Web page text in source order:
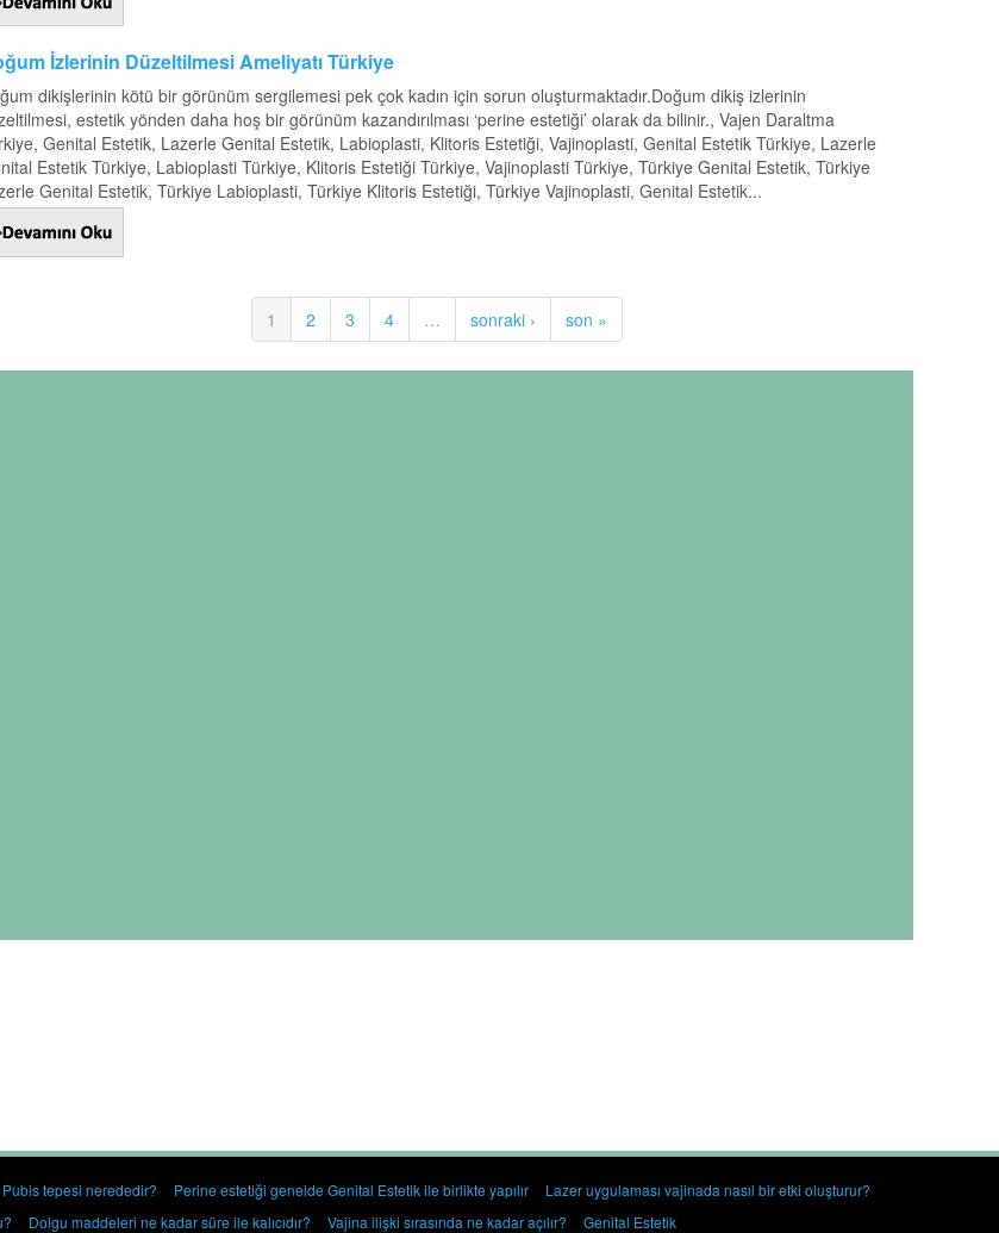
İzlerinin Düzeltilmesi Ameliyatı Türkiye
dikişlerinin kötü bir görünüm sergilemesi pek çok kadın için sorun oluşturmaktadır.Doğum dikiş izlerinin
estetik yönden daha hoş bir görünüm kazandırılması ‘perine estetiği’ olarak da bilinir., Vajen Daraltma
Genital Estetik, Lazerle Genital Estetik, Labioplasti, Klitoris Estetiği, Vajinoplasti, Genital Estetik Türkiye, Lazerle
Estetik Türkiye, Labioplasti Türkiye, Klitoris Estetiği Türkiye, Vajinoplasti Türkiye, Türkiye Genital Estetik, Türkiye
Genital Estetik, Türkiye Labioplasti, Türkiye Klitoris Estetiği, Türkiye Vajinoplasti, Genital Estetik...
1 2 3 4 … sonraki › son »
Pubis tepesi nerededir? Perine estetiği genelde Genital Estetik ile birlikte yapılır
Lazer uygulaması vajinada nasıl bir etki oluşturur?
Dolgu maddeleri ne kadar süre ile kalıcıdır? Vajina ilişki sırasında ne kadar açılır? Genital Estetik